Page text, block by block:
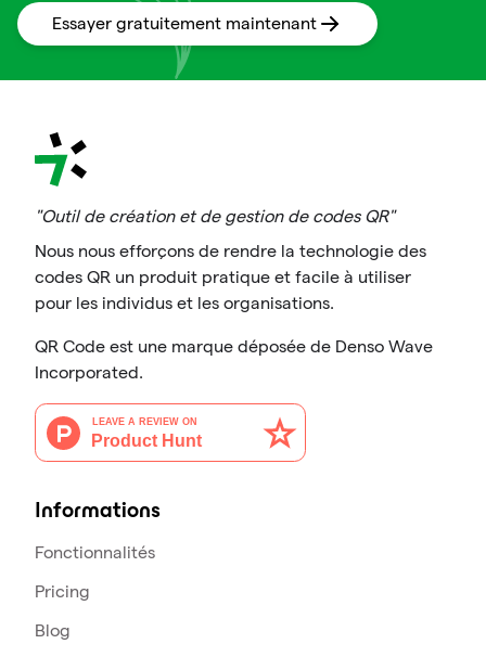
Essayer gratuitement maintenant
"Outil de création et de gestion de codes QR"
Nous nous efforçons de rendre la technologie des
codes QR un produit pratique et facile à utiliser
pour les individus et les organisations.
QR Code est une marque déposée de Denso Wave
Incorporated.
Informations
Fonctionnalités
Pricing
Blog